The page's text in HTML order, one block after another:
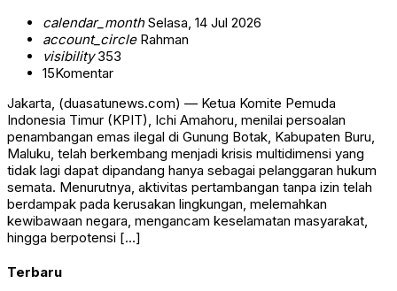
calendar_monthSelasa, 14 Jul 2026
account_circleRahman
visibility353
15Komentar
Jakarta, (duasatunews.com) — Ketua Komite Pemuda
Indonesia Timur (KPIT), Ichi Amahoru, menilai persoalan
penambangan emas ilegal di Gunung Botak, Kabupaten Buru,
Maluku, telah berkembang menjadi krisis multidimensi yang
tidak lagi dapat dipandang hanya sebagai pelanggaran hukum
semata. Menurutnya, aktivitas pertambangan tanpa izin telah
berdampak pada kerusakan lingkungan, melemahkan
kewibawaan negara, mengancam keselamatan masyarakat,
hingga berpotensi […]
Terbaru